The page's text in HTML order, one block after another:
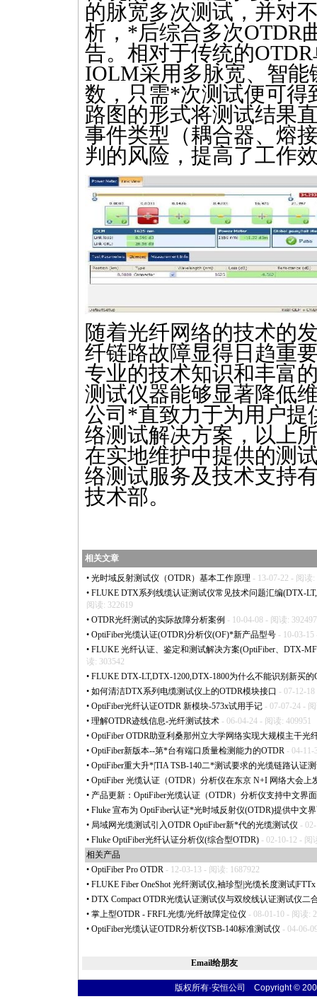
的脉宽多次测试，并对
析， *后综合多次OTDR
告。相对于传统的OTDR
IOLM采用多脉宽、智
数，只需*次测试便可得
路图的形式将测试结果
事件类型（耦合器、熔
判的风险，提高了工作
随着光纤网络的技术的
纤链路故障显得日趋重
专业的技术知识和丰富
测试仪器能够显著降低
公司 *直致力于为用户提
络测试解决方案，以上
在实地维护中提供的测
络测试服务及技术支持
技术部。
相关文章
• 光时域反射测试仪（OTDR）基本工作原理 - 13-07-22 - 阅读:
• FLUKE DTX系列线缆认证测试仪常见技术问题汇编(DTX-
阅读: 322619
• OTDR光纤测试的实际故障分析案例 - 10-04-08 - 阅读: 392497
• OptiFiber光缆认证(OTDR)分析仪(OF)*新产品型号 - 10-03-15
• FLUKE 光纤认证、鉴定和测试解决方案(OptiFiber、DTX-
读: 303542
• FLUKE DTX-LT,DTX-1200,DTX-1800为什么不能识别新买的
• 如何清洁DTX系列电缆测试仪上的OTDR模块接口 - 07-12-
• OptiFiber光纤认证OTDR 新模块-573x试用手记 - 07-07-24 -
• 理解OTDR迹线信息-光纤测试技术 - 06-04-24 - 阅读: 409951
• OptiFiber OTDR助亚利桑那州立大学网络实现大规模主干光
• OptiFiber新版本--第*台有端口质量检测能力的OTDR - 04-11-
• OptiFiber重大升*|TIA TSB-140二*测试要求的光缆链路认证
• OptiFiber 光缆认证（OTDR）分析仪在东京 N+I 网络大会上
• 产品更新：OptiFiber光缆认证（OTDR）分析仪支持中文界面
• Fluke 宣布为 OptiFiber认证*光时域反射仪(OTDR)提供中文
• 局域网光缆测试引入OTDR OptiFiber新*代的光缆测试仪 -
• Fluke OptiFiber光纤认证分析仪(综合型OTDR) - 02-10-12 - 阅
相关产品
• OptiFiber Pro OTDR - 12-03-13 - 阅读: 1687922
• FLUKE Fiber OneShot 光纤测试仪,袖珍型|光缆长度测试
• DTX Compact OTDR光缆认证测试仪与双绞线认证测试仪二
• 掌上型OTDR - FRFL光缆/光纤故障定位仪 - 08-01-10 - 阅读:
• OptiFiber光缆认证OTDR分析仪TSB-140标准测试仪 - 04-06-
Email给朋友
版权所有·安恒公司 Copyright ©